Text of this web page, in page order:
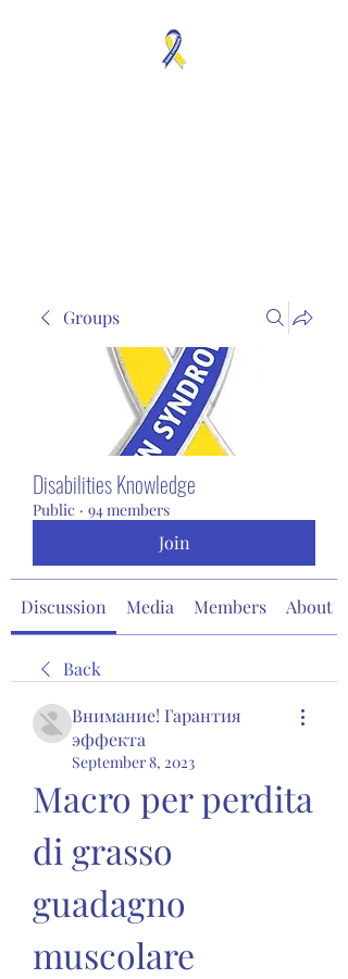
Groups
Disabilities Knowledge
Public · 94 members
Join
Discussion Media Members About
Back
Внимание! Гарантия
эффекта
September 8, 2023
Macro per perdita
di grasso
guadagno
muscolare